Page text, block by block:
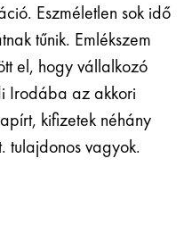
Eszméletlen sok idő
tűnik. Emlékszem
el, hogy vállalkozó
Irodába az akkori
kifizetek néhány
tulajdonos vagyok.